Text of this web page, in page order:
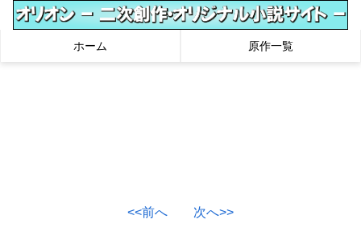
ホーム 原作一覧
<<前へ 次へ>>